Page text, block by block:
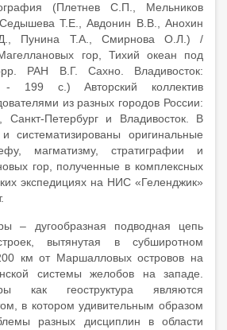
(Плетнев С.П., Мельников
Т.Е., Авдонин В.В., Анохин
Пунина Т.А., Смирнова О.Л.) /
гор, Тихий океан под
РАН В.Г. Сахно. Владивосток:
- 199 с.) Авторский коллектив
из разных городов России:
Санкт-Петербург и Владивосток. В
систематизированы оригинальные
магматизму, стратиграфии и
гор, полученные в комплексных
экспедициях на НИС «Геленджик»
– дугообразная подводная цепь
вытянутая в субширотном
км от Маршалловых островов на
системы желобов на западе.
как геоструктура являются
в котором удивительным образом
разных дисциплин в области